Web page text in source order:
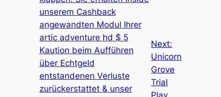
unserem Cashback
angewandten Modul Ihrer
artic adventure hd $ 5
Kaution beim Aufführen
über Echtgeld
entstandenen Verluste
zurückerstattet & unser
Next:
Unicorn
Grove
Trial